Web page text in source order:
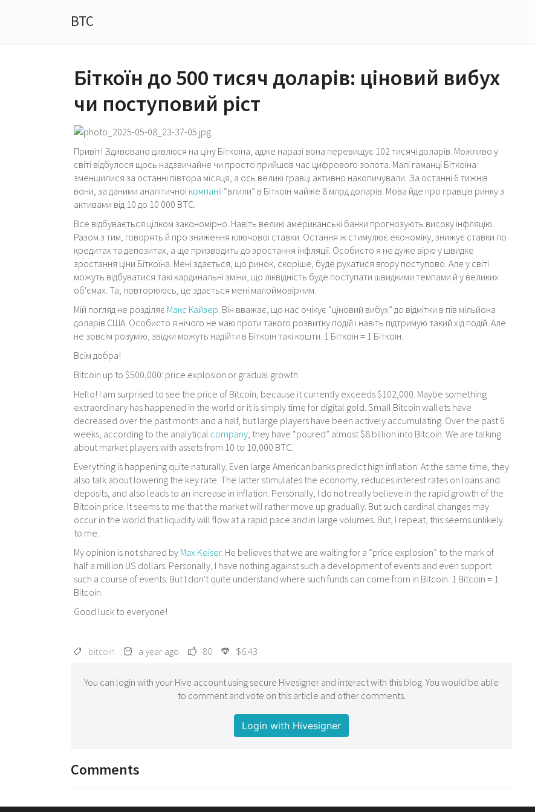
BTC
Біткоїн до 500 тисяч доларів: ціновий вибух
чи поступовий ріст
Привіт! Здивовано дивлюся на ціну Біткоїна, адже наразі вона перевищує 102 тисячі доларів. Можливо у
світі відбулося щось надзвичайне чи просто прийшов час цифрового золота. Малі гаманці Біткоїна
зменшилися за останні півтора місяця, а ось великі гравці активно накопичували. За останні 6 тижнів
вони, за даними аналітичноїкомпанії“влили” в Біткоїн майже 8 млрд доларів. Мова йде про гравців ринку з
активами від 10 до 10 000 BTC.
Все відбувається цілком закономірно. Навіть великі американські банки прогнозують високу інфляцію.
Разом з тим, говорять й про зниження ключової ставки. Остання ж стимулює економіку, знижує ставки по
кредитах та депозитах, а ще призводить до зростання інфляції. Особисто я не дуже вірю у швидке
зростання ціни Біткоїна. Мені здається, що ринок, скоріше, буде рухатися вгору поступово. Але у світі
можуть відбуватися такі кардинальні зміни, що ліквідність буде поступати швидкими темпами й у великих
об'ємах. Та, повторююсь, це здається мені малоймовірним.
Мій погляд не розділяє Макс Кайзер. Він вважає, що нас очікує “ціновий вибух” до відмітки в пів мільйона
доларів США. Особисто я нічого не маю проти такого розвитку подій і навіть підтримую такий хід подій. Але
не зовсім розумію, звідки можуть надійти в Біткоїн такі кошти. 1 Біткоїн = 1 Біткоїн.
Всім добра!
Bitcoin up to $500,000: price explosion or gradual growth
Hello! I am surprised to see the price of Bitcoin, because it currently exceeds $102,000. Maybe something
extraordinary has happened in the world or it is simply time for digital gold. Small Bitcoin wallets have
decreased over the past month and a half, but large players have been actively accumulating. Over the past 6
weeks, according to the analytical company, they have “poured” almost $8 billion into Bitcoin. We are talking
about market players with assets from 10 to 10,000 BTC.
Everything is happening quite naturally. Even large American banks predict high inflation. At the same time, they
also talk about lowering the key rate. The latter stimulates the economy, reduces interest rates on loans and
deposits, and also leads to an increase in inflation. Personally, I do not really believe in the rapid growth of the
Bitcoin price. It seems to me that the market will rather move up gradually. But such cardinal changes may
occur in the world that liquidity will flow at a rapid pace and in large volumes. But, I repeat, this seems unlikely
to me.
My opinion is not shared by Max Keiser. He believes that we are waiting for a “price explosion” to the mark of
half a million US dollars. Personally, I have nothing against such a development of events and even support
such a course of events. But I don't quite understand where such funds can come from in Bitcoin. 1 Bitcoin = 1
Bitcoin.
Good luck to everyone!
bitcoin a year ago 80 $6.43
You can login with your Hive account using secure Hivesigner and interact with this blog. You would be able
to comment and vote on this article and other comments.
Login with Hivesigner
Comments